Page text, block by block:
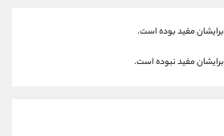
مفید بوده است.
مفید نبوده است.